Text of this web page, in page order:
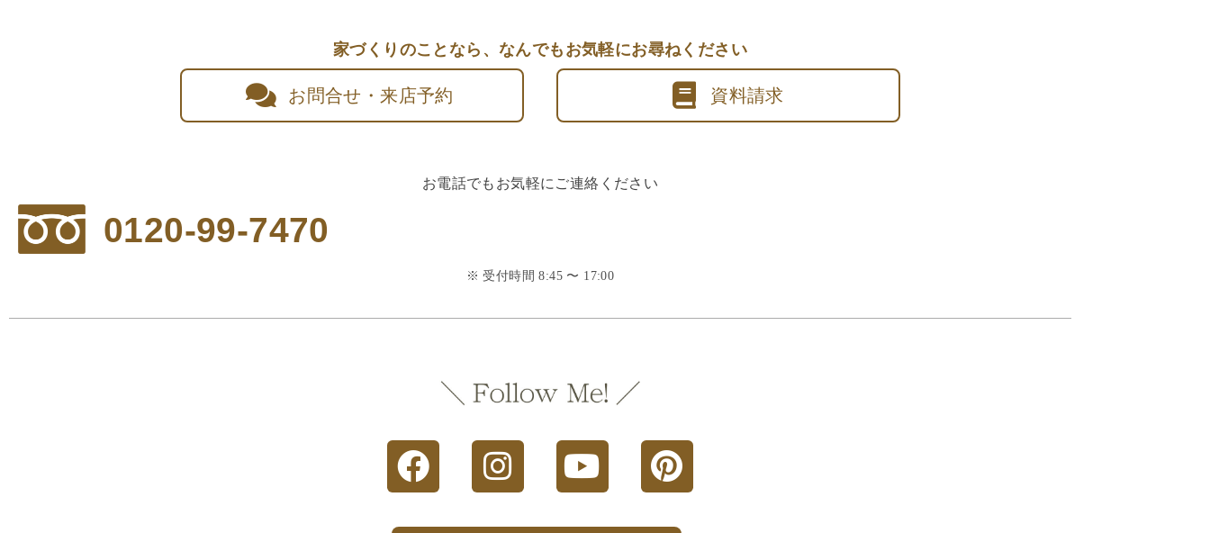
家づくりのことなら、 なんでもお気軽にお尋ねください
お問合せ・来店予約 資料請求
お電話でもお気軽にご連絡ください
0120-99-7470
※ 受付時間 8:45 〜 17:00